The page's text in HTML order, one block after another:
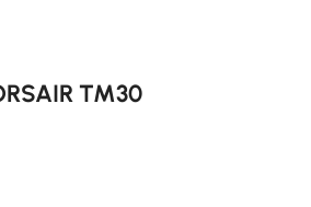
TM30